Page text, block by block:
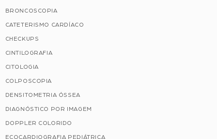
BRONCOSCOPIA
CATETERISMO CARDÍACO
CHECKUPS
CINTILOGRAFIA
CITOLOGIA
COLPOSCOPIA
DENSITOMETRIA ÓSSEA
DIAGNÓSTICO POR IMAGEM
DOPPLER COLORIDO
ECOCARDIOGRAFIA PEDIÁTRICA